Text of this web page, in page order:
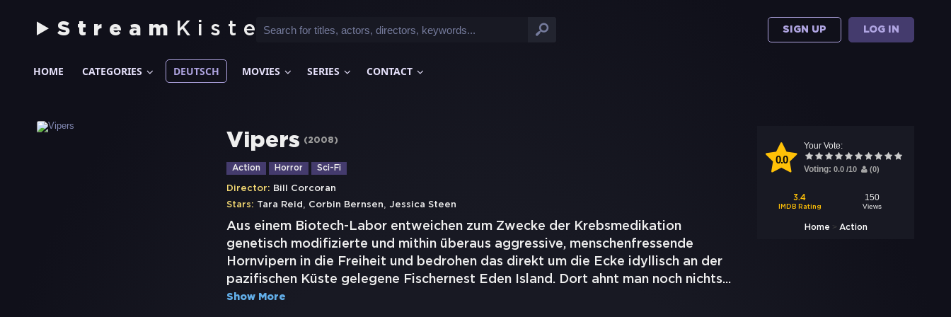
Stream Kiste SIGN UP LOG IN
HOME CATEGORIES DEUTSCH MOVIES SERIES CONTACT
0.0
Your Vote:
Voting: 0.0 /10 (0)
3.4
IMDB Rating
150
Views
Home > Action
Vipers (2008)
Action Horror Sci-Fi
Director: Bill Corcoran
Stars: Tara Reid , Corbin Bernsen, Jessica Steen
Aus einem Biotech-Labor entweichen zum Zwecke der Krebsmedikation
genetisch modifizierte und mithin überaus aggressive, menschenfressende
Hornvipern in die Freiheit und bedrohen das direkt um die Ecke idyllisch an der
pazifischen Küste gelegene Fischernest Eden Island. Dort ahnt man noch nichts...
Show More